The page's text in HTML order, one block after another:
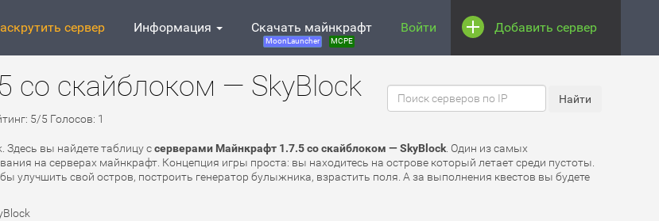
сервер Информация Скачать майнкрафт
MoonLauncher MCPE
Войти Добавить сервер
со скайблоком — SkyBlock
5/5 Голосов: 1
Здесь вы найдете таблицу ссерверами Майнкрафт 1.7.5 со скайблоком — SkyBlock . Один из самых
на серверах майнкрафт. Концепция игры проста: вы находитесь на острове который летает среди пустоты.
улучшить свой остров, построить генератор булыжника, взрастить поля. А за выполнения квестов вы будете